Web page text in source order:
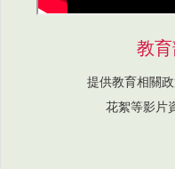
教
提供教育相關
花絮等影片